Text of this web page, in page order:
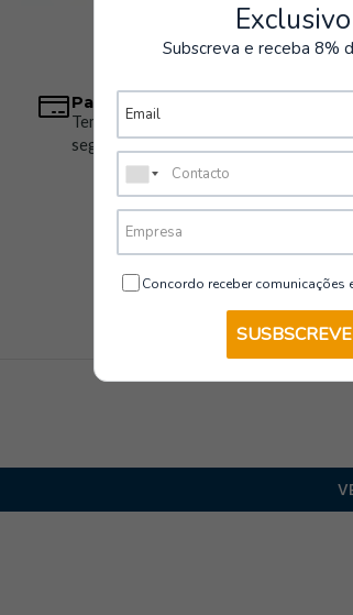
Pagamentos Seguros
Temos vários métodos de pagamento
seguros
Subscreva e receba 8%
Concordo receber comunicações